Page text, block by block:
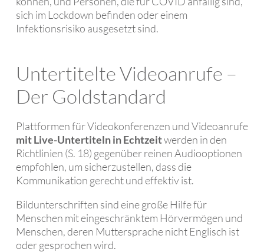
sich im Lockdown befinden oder einem
Infektionsrisiko ausgesetzt sind.
Untertitelte Videoanrufe –
Der Goldstandard
Plattformen für Videokonferenzen und Videoanrufe
mit Live-Untertiteln in Echtzeitwerden in den
Richtlinien (S. 18) gegenüber reinen Audiooptionen
empfohlen, um sicherzustellen, dass die
Kommunikation gerecht und effektiv ist.
Bildunterschriften sind eine große Hilfe für
Menschen mit eingeschränktem Hörvermögen und
Menschen, deren Muttersprache nicht Englisch ist
oder gesprochen wird.